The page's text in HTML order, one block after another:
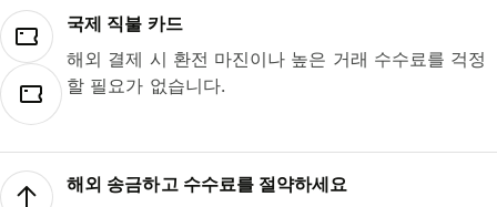
국제 직불 카드
해외 결제 시 환전 마진이나 높은 거래 수수료를 걱정
할 필요가 없습니다.
해외 송금하고 수수료를 절약하세요